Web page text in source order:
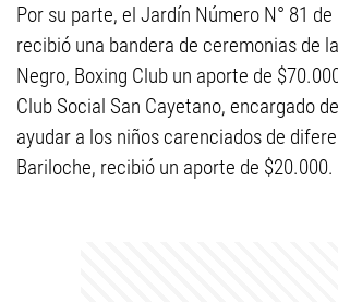
Por su parte, el Jardín Número N° 81 de
recibió una bandera de ceremonias de
Negro, Boxing Club un aporte de
Club Social San Cayetano, encargado
ayudar a los niños carenciados de
Bariloche, recibió un aporte de $20.000.